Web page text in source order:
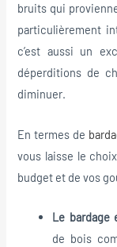
bruits qui
particulièrement
c’est aussi un
déperditions de
diminuer.
En termes de
vous laisse le
budget et de vos
Le bardage
de bois